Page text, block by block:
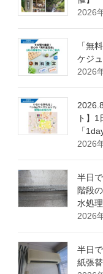
2026
「無
ケジ
2026
ト】
「
2026
半日
階段
水処理
2026
半日
紙張